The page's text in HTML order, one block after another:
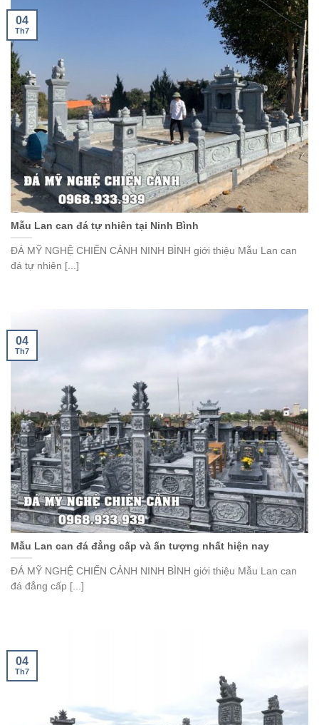
Mẫu Lan can đá tự nhiên tại Ninh Bình
ĐÁ MỸ NGHỆ CHIẾN CẢNH NINH BÌNH giới thiệu Mẫu Lan can
đá tự nhiên [...]
04
Th7
Mẫu Lan can đá đẳng cấp và ấn tượng nhất hiện nay
ĐÁ MỸ NGHỆ CHIẾN CẢNH NINH BÌNH giới thiệu Mẫu Lan can
đá đẳng cấp [...]
04
Th7
04
Th7